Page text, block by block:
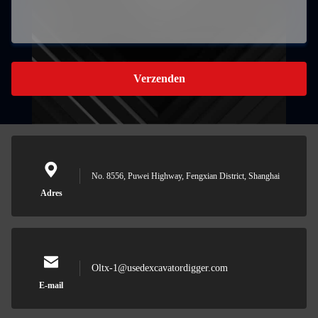
Verzenden
Adres
No. 8556, Puwei Highway, Fengxian District, Shanghai
E-mail
Oltx-1@usedexcavatordigger.com